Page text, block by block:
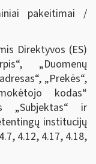
pakeitimai /
Direktyvos (ES)
„Duomenų
„Prekės“,
kodas“
„Subjektas“ ir
institucijų
4.12, 4.17, 4.18,